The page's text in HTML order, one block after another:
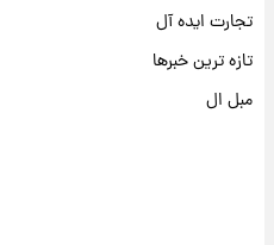
تجارت ایده آل
تازه ترین خبرها
مبل ال